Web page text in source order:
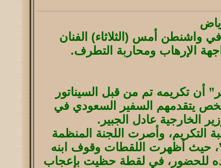
واشنطن أمس (الثلاثاء) الفنان
الإرهاب ومحاربة التطرف.
أن تكريمه تم من قبل السيناتور
غراهام، في حضور أكثر من 400 شخص يتقدمهم السفير السعودي في
الخارجية عادل الجبير.
التكريم، وأصرت اللجنة المنظمة
حيث أظهرت اللقطات وقوف ابنه
للحضور، في لقطة حظيت بإعجاب